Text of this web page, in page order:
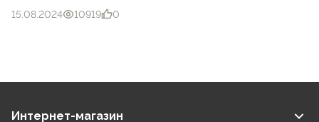
15.08.2024 10919 0
Интернет-магазин